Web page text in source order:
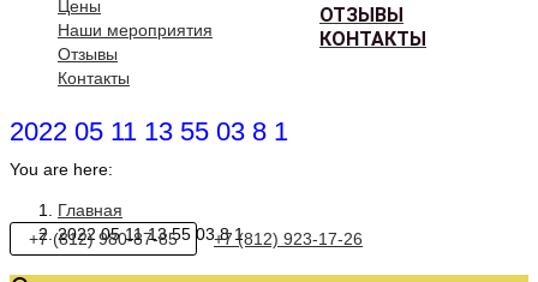
ОТЗЫВЫ
КОНТАКТЫ
Цены
Наши мероприятия
Отзывы
Контакты
2022 05 11 13 55 03 8 1
You are here:
Главная
2022 05 11 13 55 03 8 1
+7 (812) 980-87-85 +7 (812) 923-17-26